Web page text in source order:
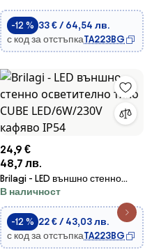
-12 % 33 € / 64,54 лв.
с код за отстъпкаTA223BG
24,9 €
48,7 лв.
Brilagi - LED външно стенно
осветително тяло CUBE
LED/6W/230V кафяво IP54
В наличност
-12 % 22 € / 43,03 лв.
с код за отстъпкаTA223BG